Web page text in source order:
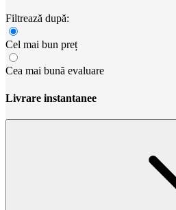
Filtrează după:
Cel mai bun preț
Cea mai bună evaluare
Livrare instantanee